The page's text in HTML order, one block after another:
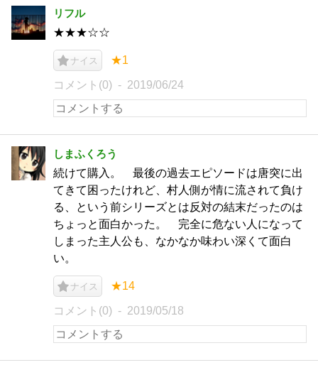
リフル
★★★☆☆
ナイス ★1
コメント(0) 2019/06/24
しまふくろう
続けて購入。 最後の過去エピソードは唐突に出
てきて困ったけれど、村人側が情に流されて負け
る、という前シリーズとは反対の結末だったのは
ちょっと面白かった。 完全に危ない人になって
しまった主人公も、なかなか味わい深くて面白
い。
ナイス ★14
コメント(0) 2019/05/18